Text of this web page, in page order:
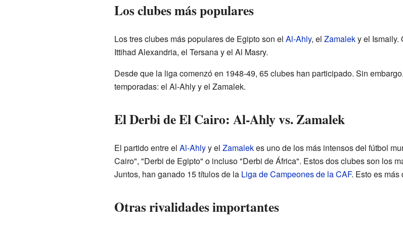
Los clubes más populares
Los tres clubes más populares de Egipto son el Al-Ahly, el Zamaleky el Ismaily.
Ittihad Alexandria, el Tersana y el Al Masry.
Desde que la liga comenzó en 1948-49, 65 clubes han participado. Sin
temporadas: el Al-Ahly y el Zamalek.
El Derbi de El Cairo: Al-Ahly vs. Zamalek
El partido entre el Al-Ahlyy el Zamalekes uno de los más intensos del fútbol
Cairo", "Derbi de Egipto" o incluso "Derbi de África". Estos dos clubes son los
Juntos, han ganado 15 títulos de la Liga de Campeones de la CAF. Esto es más
Otras rivalidades importantes